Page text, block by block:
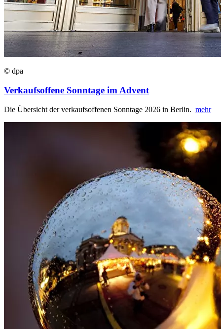
© dpa
Verkaufsoffene Sonntage im Advent
Die Übersicht der verkaufsoffenen Sonntage 2026 in Berlin. mehr